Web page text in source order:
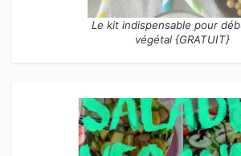
Le kit indispensable pour
végétal {GRATUIT}